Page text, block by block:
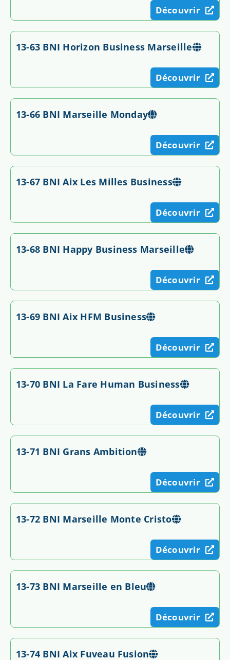
Découvrir
13-63 BNI Horizon Business Marseille
Découvrir
13-66 BNI Marseille Monday
Découvrir
13-67 BNI Aix Les Milles Business
Découvrir
13-68 BNI Happy Business Marseille
Découvrir
13-69 BNI Aix HFM Business
Découvrir
13-70 BNI La Fare Human Business
Découvrir
13-71 BNI Grans Ambition
Découvrir
13-72 BNI Marseille Monte Cristo
Découvrir
13-73 BNI Marseille en Bleu
Découvrir
13-74 BNI Aix Fuveau Fusion